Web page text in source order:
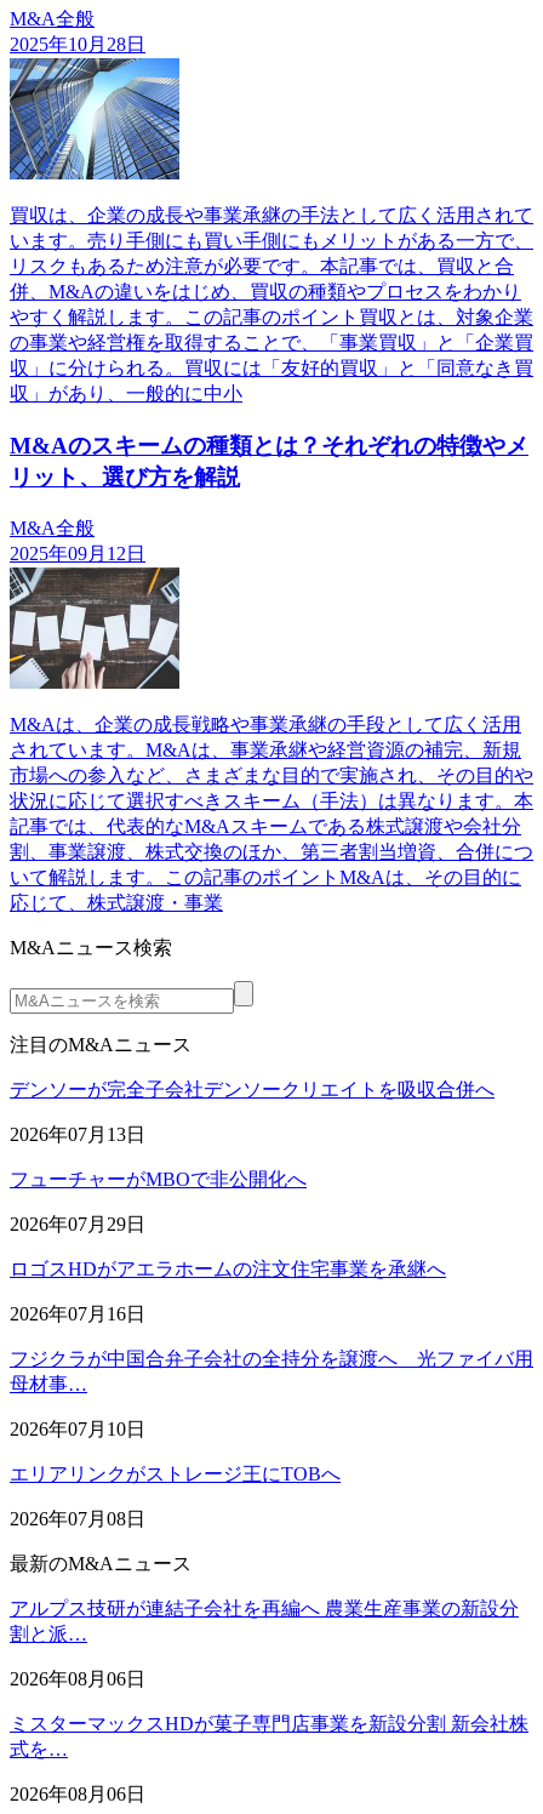
M&A全般
2025年10月28日
買収は、企業の成長や事業承継の手法として広く活用されて
います。売り手側にも買い手側にもメリットがある一方で、
リスクもあるため注意が必要です。本記事では、買収と合
併、M&Aの違いをはじめ、買収の種類やプロセスをわかり
やすく解説します。この記事のポイント買収とは、対象企業
の事業や経営権を取得することで、「事業買収」と「企業買
収」に分けられる。買収には「友好的買収」と「同意なき買
収」があり、一般的に中小
M&Aのスキームの種類とは？それぞれの特徴やメ
リット、選び方を解説
M&A全般
2025年09月12日
M&Aは、企業の成長戦略や事業承継の手段として広く活用
されています。M&Aは、事業承継や経営資源の補完、新規
市場への参入など、さまざまな目的で実施され、その目的や
状況に応じて選択すべきスキーム（手法）は異なります。本
記事では、代表的なM&Aスキームである株式譲渡や会社分
割、事業譲渡、株式交換のほか、第三者割当増資、合併につ
いて解説します。この記事のポイントM&Aは、その目的に
応じて、株式譲渡・事業
M&Aニュース検索
注目のM&Aニュース
デンソーが完全子会社デンソークリエイトを吸収合併へ
2026年07月13日
フューチャーがMBOで非公開化へ
2026年07月29日
ロゴスHDがアエラホームの注文住宅事業を承継へ
2026年07月16日
フジクラが中国合弁子会社の全持分を譲渡へ 光ファイバ用
母材事…
2026年07月10日
エリアリンクがストレージ王にTOBへ
2026年07月08日
最新のM&Aニュース
アルプス技研が連結子会社を再編へ 農業生産事業の新設分
割と派…
2026年08月06日
ミスターマックスHDが菓子専門店事業を新設分割 新会社株
式を…
2026年08月06日